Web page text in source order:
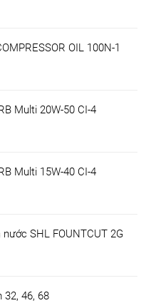
OIL 100N-1
Multi 20W-50 CI-4
Multi 15W-40 CI-4
SHL FOUNTCUT 2G
32, 46, 68